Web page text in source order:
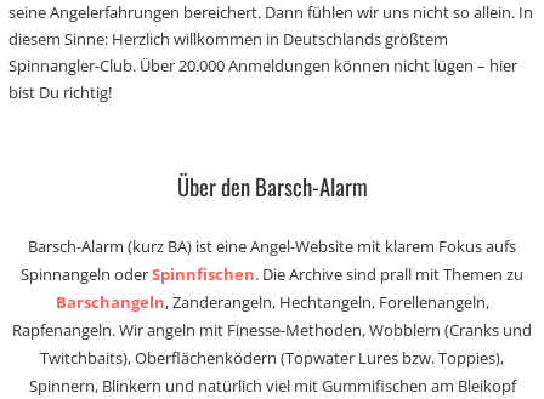
seine Angelerfahrungen bereichert. Dann fühlen wir uns nicht so allein. In
diesem Sinne: Herzlich willkommen in Deutschlands größtem
Spinnangler-Club. Über 20.000 Anmeldungen können nicht lügen – hier
bist Du richtig!
Über den Barsch-Alarm
Barsch-Alarm (kurz BA) ist eine Angel-Website mit klarem Fokus aufs
Spinnangeln oderSpinnfischen. Die Archive sind prall mit Themen zu
Barschangeln, Zanderangeln, Hechtangeln, Forellenangeln,
Rapfenangeln. Wir angeln mit Finesse-Methoden, Wobblern (Cranks und
Twitchbaits), Oberflächenködern (Topwater Lures bzw. Toppies),
Spinnern, Blinkern und natürlich viel mit Gummifischen am Bleikopf